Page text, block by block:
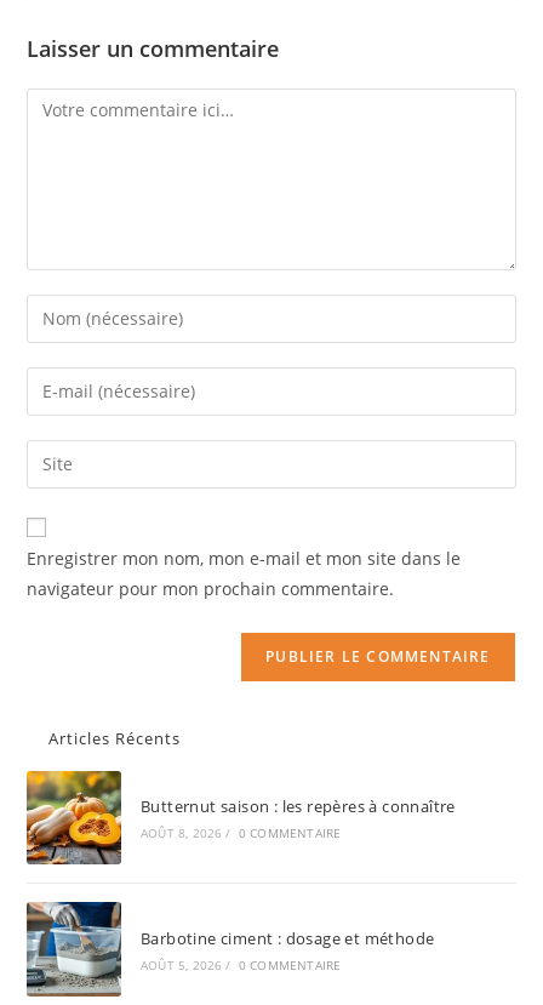
Laisser un commentaire
Enregistrer mon nom, mon e-mail et mon site dans le
navigateur pour mon prochain commentaire.
Articles Récents
Butternut saison : les repères à connaître
AOÛT 8, 2026 / 0 COMMENTAIRE
Barbotine ciment : dosage et méthode
AOÛT 5, 2026 / 0 COMMENTAIRE